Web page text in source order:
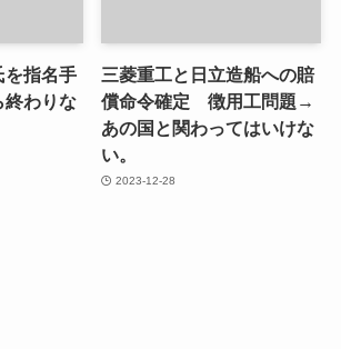
を指名手
わりな
三菱重工と日立造船への賠
償命令確定 徴用工問題→
あの国と関わってはいけな
い。
2023-12-28